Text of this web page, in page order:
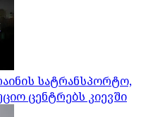
სატრანსპორტო,
ცენტრებს კიევში